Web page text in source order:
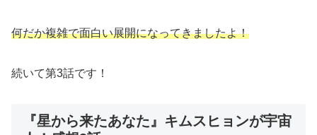
何だか複雑で面白い展開になってきましたよ！
続いて第3話です！
『星から来たあなた』キムスヒョンが宇宙